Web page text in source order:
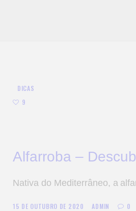
DICAS
9
Alfarroba –
Nativa do Mediterrâneo, a
15 DE OUTUBRO DE 2020 ADMIN 0